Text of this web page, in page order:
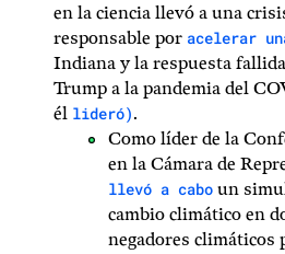
en la ciencia llevó a una
responsable por acelerar
Indiana y la respuesta
Trump a la pandemia del
él lideró).
Como líder de la
en la Cámara de
llevó a cabo un
cambio climático en
negadores climáticos